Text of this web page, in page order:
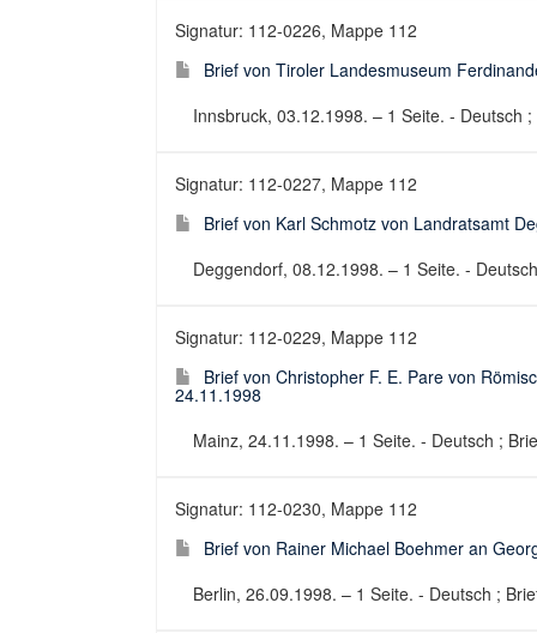
Signatur: 112-0226, Mappe 112
Brief von Tiroler Landesmuseum
Innsbruck, 03.12.1998. – 1 Seite. - Deutsch
Signatur: 112-0227, Mappe 112
Brief von Karl Schmotz von Landratsamt
Deggendorf, 08.12.1998. – 1 Seite. -
Signatur: 112-0229, Mappe 112
Brief von Christopher F. E. Pare von
24.11.1998
Mainz, 24.11.1998. – 1 Seite. - Deutsch ;
Signatur: 112-0230, Mappe 112
Brief von Rainer Michael Boehmer an
Berlin, 26.09.1998. – 1 Seite. - Deutsch ;